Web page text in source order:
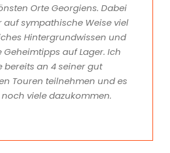
Orte Georgiens. Dabei
auf sympathische Weise viel
Hintergrundwissen und
Geheimtipps auf Lager. Ich
bereits an 4 seiner gut
Touren teilnehmen und es
viele dazukommen.